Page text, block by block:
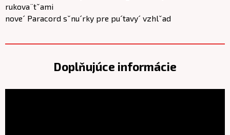
rukova¨tˇami
nove´ Paracord sˇnu´rky pre pu´tavy´ vzhlˇad
Doplňujúce informácie